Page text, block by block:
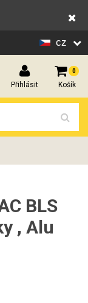
cz
Přihlásit
0
Košík
BLS
, Alu